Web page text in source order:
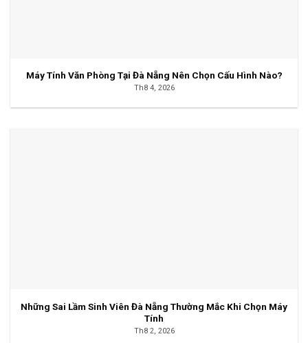
Máy Tính Văn Phòng Tại Đà Nẵng Nên Chọn Cấu Hình Nào?
Th8 4, 2026
Những Sai Lầm Sinh Viên Đà Nẵng Thường Mắc Khi Chọn Máy
Tính
Th8 2, 2026